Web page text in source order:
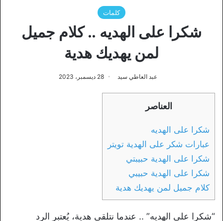
كلمات
شكرا على الهديه .. كلام جميل
لمن يهديك هدية
عبد العاطي سيد 28 ديسمبر، 2023
العناصر
شكرا على الهديه
عبارات شكر على الهدية تويتر
شكرا على الهدية حبيبتي
شكرا على الهدية حبيبي
كلام جميل لمن يهديك هدية
“شكرا على الهديه” .. عندما نتلقى هدية، يُعتبر الرد